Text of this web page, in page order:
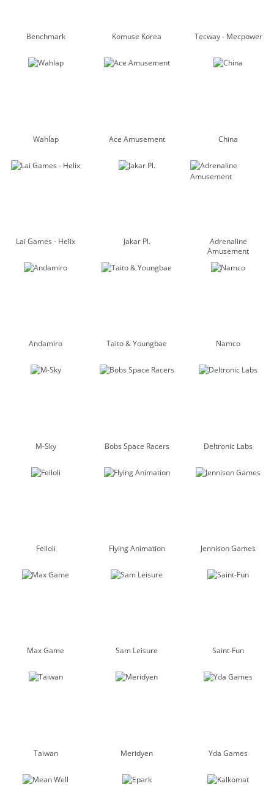
Benchmark Komuse Korea Tecway - Mecpower
Wahlap Ace Amusement China
Lai Games - Helix Jakar Pl.
Adrenaline
Amusement
Andamiro Taito & Youngbae Namco
M-Sky Bobs Space Racers Deltronic Labs
Feiloli Flying Animation Jennison Games
Max Game Sam Leisure Saint-Fun
Taiwan Meridyen Yda Games